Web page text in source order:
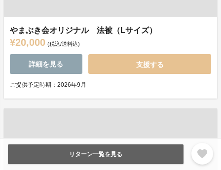
リターン一覧を見る favorite
やまぶき会オリジナル 法被（Lサイズ）
¥20,000 (税込/送料込)
詳細を見る 支援する
ご提供予定時期：2026年9月